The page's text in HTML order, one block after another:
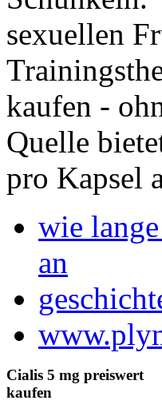
sexuellen
kaufen -
Quelle
pro Kapsel
wie
an
Cialis 5 mg preiswert
kaufen